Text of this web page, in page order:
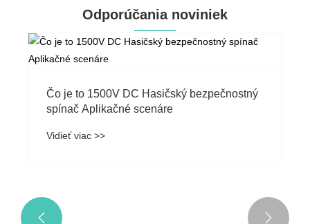
Odporúčania noviniek
Čo je to 1500V DC Hasičský bezpečnostný
spínač Aplikačné scenáre
Vidieť viac >>
 